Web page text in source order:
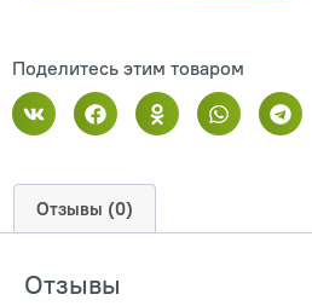
Поделитесь этим товаром
Отзывы (0)
Отзывы